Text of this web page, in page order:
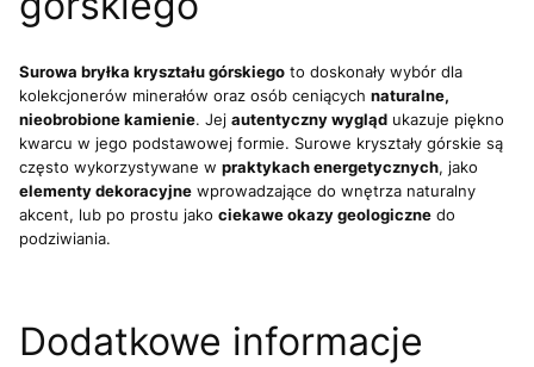
Surowa bryłka kryształu górskiego to doskonały wybór dla
kolekcjonerów minerałów oraz osób ceniących naturalne,
nieobrobione kamienie. Jej autentyczny wygląd ukazuje piękno
kwarcu w jego podstawowej formie. Surowe kryształy górskie są
często wykorzystywane w praktykach energetycznych, jako
elementy dekoracyjne wprowadzające do wnętrza naturalny
akcent, lub po prostu jako ciekawe okazy geologiczne do
podziwiania.
Dodatkowe informacje